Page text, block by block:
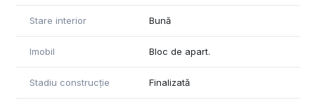
Stare interior Bună
Imobil Bloc de apart.
Stadiu construcție Finalizată